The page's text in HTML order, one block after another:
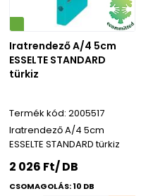
Iratrendező A/4 5cm
ESSELTE STANDARD
türkiz
2005517
Iratrendező A/4 5cm
ESSELTE STANDARD türkiz
2 026 Ft/ DB
CSOMAGOLÁS: 10 DB